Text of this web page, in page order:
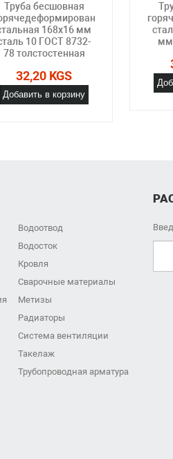
Труба бесшовная
168х16 мм
10 ГОСТ 8732-
78 толстостенная
32,20 KGS
Добавить в корзину
мм
Водоотвод
Водосток
Кровля
Сварочные материалы
Метизы
Радиаторы
Система вентиляции
Такелаж
Трубопроводная арматура